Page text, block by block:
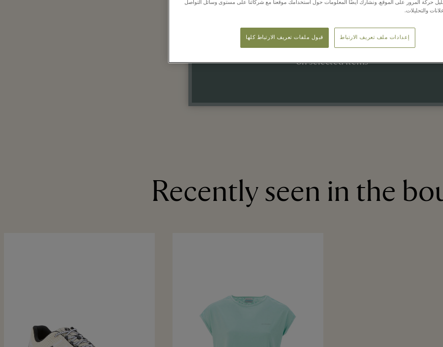
Up to 70% off the original price
on selected items
Recently seen in the
حركة المرور على الموقع. ونشارك أيضًا المعلومات حول استخدامك موقعنا مع شركائنا على مستوى وسائل التواصل
والتحليلات.
إعدادات ملف تعريف الارتباط قبول ملفات تعريف الارتباط كلها